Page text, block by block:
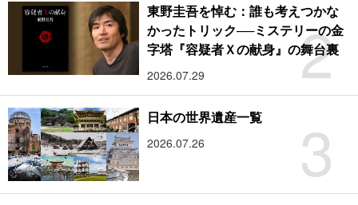
2
東野圭吾を悼む：誰も考えつかな
かったトリック──ミステリーの金
字塔『容疑者Ｘの献身』の舞台裏
2026.07.29
3
日本の世界遺産一覧
2026.07.26